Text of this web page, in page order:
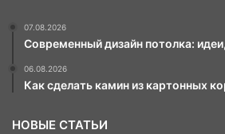
07.08.2026
Современный дизайн потолка:
06.08.2026
Как сделать камин из картонных
НОВЫЕ СТАТЬИ